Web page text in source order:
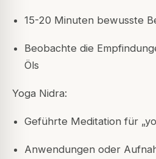
15-20 Minuten bewusste
Beobachte die
Öls
Yoga Nidra:
Geführte Meditation für
Anwendungen oder